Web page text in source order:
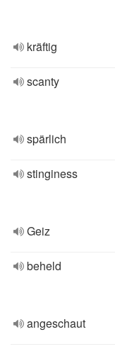
kräftig
scanty
spärlich
stinginess
Geiz
beheld
angeschaut